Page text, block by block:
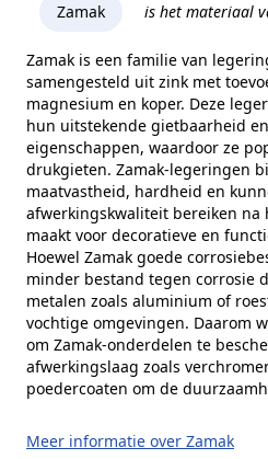
Zamak is het materiaal
Zamak is een familie van
samengesteld uit zink met
magnesium en koper. Deze
hun uitstekende gietbaarheid
eigenschappen, waardoor ze
drukgieten. Zamak-legeringen
maatvastheid, hardheid en
afwerkingskwaliteit bereiken na
maakt voor decoratieve en
Hoewel Zamak goede
minder bestand tegen corrosie
metalen zoals aluminium of
vochtige omgevingen. Daarom
om Zamak-onderdelen te
afwerkingslaag zoals
poedercoaten om de
Meer informatie over Zamak